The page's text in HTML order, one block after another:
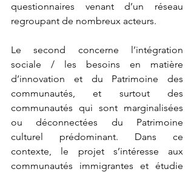
questionnaires venant d’un réseau
regroupant de nombreux acteurs.
Le second concerne l’intégration
sociale / les besoins en matière
d’innovation et du Patrimoine des
communautés, et surtout des
communautés qui sont marginalisées
ou déconnectées du Patrimoine
culturel prédominant. Dans ce
contexte, le projet s’intéresse aux
communautés immigrantes et étudie